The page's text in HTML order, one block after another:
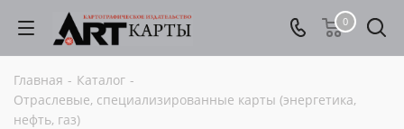
0
Главная - Каталог -
Отраслевые, специализированные карты (энергетика,
нефть, газ)